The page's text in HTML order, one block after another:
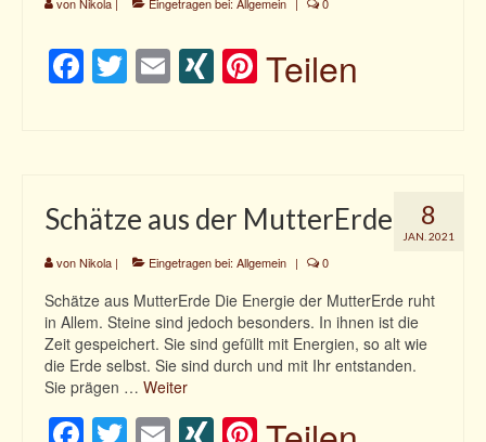
Facebook
Twitter
EmailXINGPinterest
Teilen
8
JAN. 2021
Schätze aus der MutterErde
vonNikola | Eingetragen bei: Allgemein | 0
Schätze aus MutterErde Die Energie der MutterErde ruht
in Allem. Steine sind jedoch besonders. In ihnen ist die
Zeit gespeichert. Sie sind gefüllt mit Energien, so alt wie
die Erde selbst. Sie sind durch und mit Ihr entstanden.
Sie prägen … Weiter